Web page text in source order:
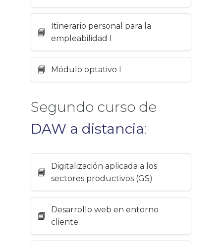
Itinerario personal para la
empleabilidad I
Módulo optativo I
Segundo curso de
DAW a distancia:
Digitalización aplicada a los
sectores productivos (GS)
Desarrollo web en entorno
cliente